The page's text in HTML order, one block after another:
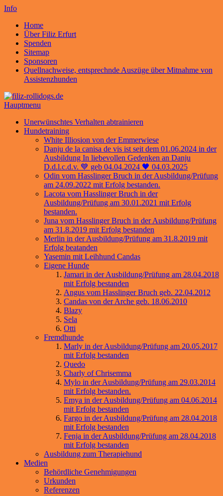
Info
Home
Über Filiz Erfurt
Spenden
Sitemap
Sponsoren
Quellnachweise, entsprechnde Auszüge über Mitnahme von
Assistenzhunden
Hauptmenu
Unerwünschtes Verhalten abtrainieren
Hundetraining
White Illiosion von der Emmerwiese
Danju de la canisa de vis ist seit dem 01.06.2024 in der
Ausbildung In liebevollen Gedenken an Danju
D.d.l.c.d.v. 💙 geb 04.04.2024 🖤 04.03.2025
Odin vom Hasslinger Bruch in der Ausbildung/Prüfung
am 24.09.2022 mit Erfolg bestanden.
Lacota vom Hasslinger Bruch in der
Ausbildung/Prüfung am 30.01.2021 mit Erfolg
bestanden.
Juna vom Hasslinger Bruch in der Ausbildung/Prüfung
am 31.8.2019 mit Erfolg bestanden
Merlin in der Ausbildung/Prüfung am 31.8.2019 mit
Erfolg beatanden
Yasemin mit Leihhund Candas
Eigene Hunde
Jamari in der Ausbildung/Prüfung am 28.04.2018
mit Erfolg bestanden
Angus vom Hasslinger Bruch geb. 22.04.2012
Candas von der Arche geb. 18.06.2010
Blazy
Sela
Otti
Fremdhunde
Marly in der Ausbildung/Prüfung am 20.05.2017
mit Erfolg bestanden
Quedo
Charly of Chrisemma
Mylo in der Ausbildung/Prüfung am 29.03.2014
mit Erfolg bestanden.
Emya in der Ausbildung/Prüfung am 04.06.2014
mit Erfolg bestanden
Fargo in der Ausbildung/Prüfung am 28.04.2018
mit Erfolg bestanden
Fenja in der Ausbildung/Prüfung am 28.04.2018
mit Erfolg bestanden
Ausbildung zum Therapiehund
Medien
Behördliche Genehmigungen
Urkunden
Referenzen